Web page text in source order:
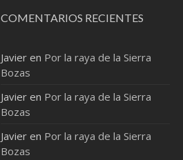
COMENTARIOS RECIENTES
Javier en Por la raya de la Sierra
Bozas
Javier en Por la raya de la Sierra
Bozas
Javier en Por la raya de la Sierra
Bozas